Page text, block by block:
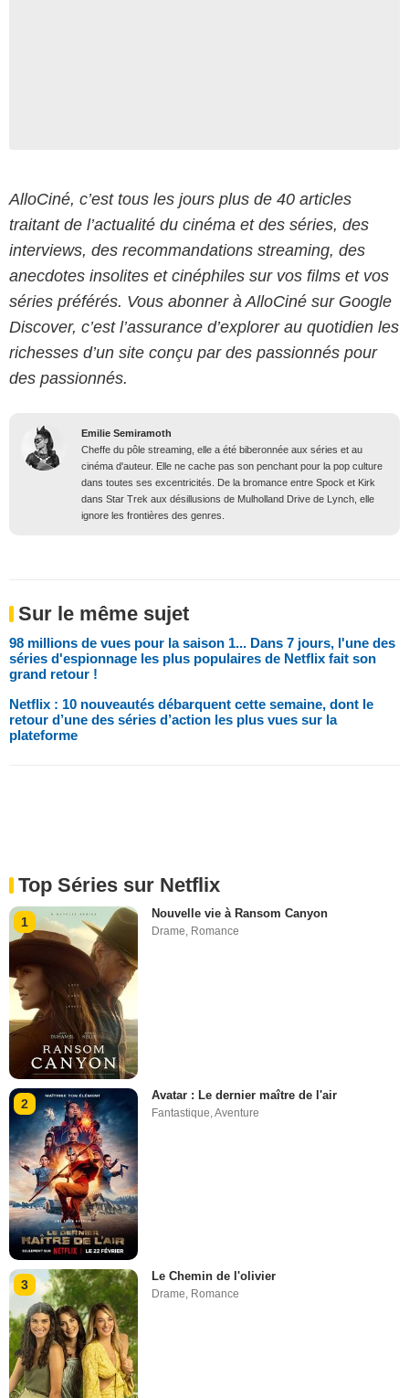
AlloCiné, c’est tous les jours plus de 40 articles
traitant de l’actualité du cinéma et des séries, des
interviews, des recommandations streaming, des
anecdotes insolites et cinéphiles sur vos films et vos
séries préférés. Vous abonner à AlloCiné sur Google
Discover, c’est l’assurance d’explorer au quotidien les
richesses d’un site conçu par des passionnés pour
des passionnés.
Emilie Semiramoth
Cheffe du pôle streaming, elle a été biberonnée aux séries et au
cinéma d'auteur. Elle ne cache pas son penchant pour la pop culture
dans toutes ses excentricités. De la bromance entre Spock et Kirk
dans Star Trek aux désillusions de Mulholland Drive de Lynch, elle
ignore les frontières des genres.
Sur le même sujet
98 millions de vues pour la saison 1... Dans 7 jours, l'une des
séries d'espionnage les plus populaires de Netflix fait son
grand retour !
Netflix : 10 nouveautés débarquent cette semaine, dont le
retour d’une des séries d’action les plus vues sur la
plateforme
Top Séries sur Netflix
1
Nouvelle vie à Ransom Canyon
Drame, Romance
2
Avatar : Le dernier maître de l'air
Fantastique ,Aventure
3
Le Chemin de l'olivier
Drame, Romance